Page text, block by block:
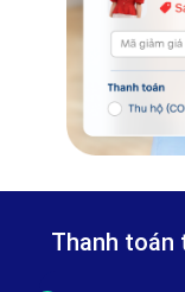
Thanh toán